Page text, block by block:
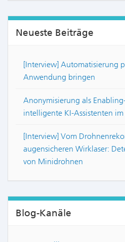
Neueste Beiträge
[Interview] Automatisierung
Anwendung bringen
Anonymisierung als
intelligente KI-Assistenten
[Interview] Vom
augensicheren Wirklaser:
von Minidrohnen
Blog-Kanäle